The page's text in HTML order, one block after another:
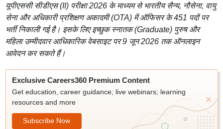
यूपीएससी सीडीएस (II) परीक्षा 2026 के माध्यम से भारतीय सैन्य, नौसेना, वायु
सेना और अधिकारी प्रशिक्षण अकादमी (OTA) में ऑफिसर के 451 पदों पर
भर्ती निकाली गई है। इसके लिए इच्छुक स्नातक (Graduate) पुरुष और
महिला उम्मीदवार आधिकारिक वेबसाइट पर 9 जून 2026 तक ऑनलाइन
आवेदन कर सकते हैं।
Exclusive Careers360 Premium Content
Get education, career guidance; live webinars; learning
resources and more
Subscribe Now